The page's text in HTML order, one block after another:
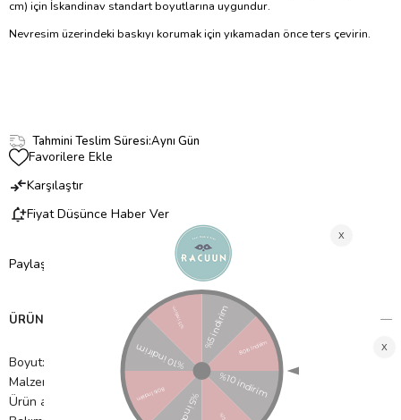
cm) için İskandinav standart boyutlarına uygundur.
Nevresim üzerindeki baskıyı korumak için yıkamadan önce ters çevirin.
Tahmini Teslim Süresi:Aynı Gün
Favorilere Ekle
Karşılaştır
Fiyat Düşünce Haber Ver
Paylaş
ÜRÜN ÖZELLIKLERI
Boyut: G: 45 cm, Boy: 65 cm
Malzeme: %100 organik pamuklu havlu
Ürün ağırlığı: 0,15 kg